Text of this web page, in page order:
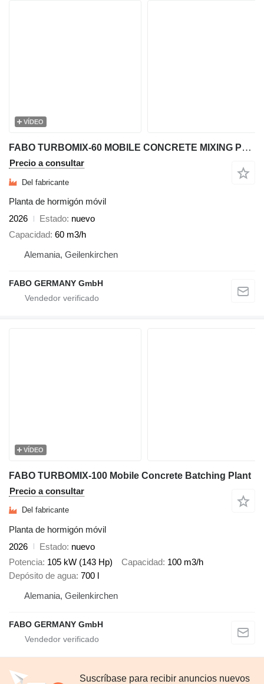
VÍDEO
FABO TURBOMIX-60 MOBILE CONCRETE MIXING PLANT
Precio a consultar
Del fabricante
Planta de hormigón móvil
2026
Estado nuevo
Capacidad 60 m3/h
Alemania, Geilenkirchen
FABO GERMANY GmbH
VÍDEO
FABO TURBOMIX-100 Mobile Concrete Batching Plant
Precio a consultar
Del fabricante
Planta de hormigón móvil
2026
Estado nuevo
Potencia 105 kW (143 Hp) Capacidad 100 m3/h
Depósito de agua 700 l
Alemania, Geilenkirchen
FABO GERMANY GmbH
Suscríbase para recibir anuncios nuevos